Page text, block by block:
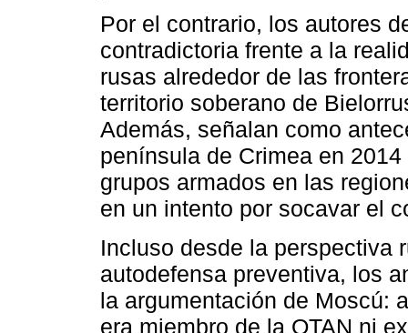
Por el contrario, los autores
contradictoria frente a la
rusas alrededor de las
territorio soberano de
Además, señalan como
península de Crimea en
grupos armados en las
en un intento por socavar el
Incluso desde la perspectiva
autodefensa preventiva, los
la argumentación de Moscú:
era miembro de la OTAN ni